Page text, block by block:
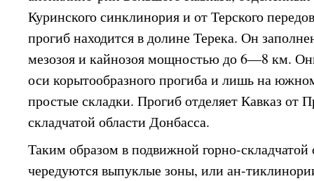
Куринского синклинория и от Терского
прогиб находится в долине Терека. Он
мезозоя и кайнозоя мощностью до 6—8 км.
оси корытообразного прогиба и лишь на
простые складки. Прогиб отделяет Кавказ от
складчатой области Донбасса.
Таким образом в подвижной горно-складчатой
чередуются выпуклые зоны, или ан-